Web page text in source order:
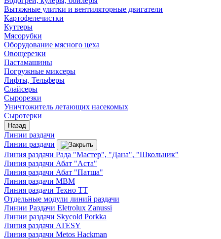
Вытяжные улитки и вентиляторные двигатели
Картофелечистки
Куттеры
Мясорубки
Оборудование мясного цеха
Овощерезки
Пастамашины
Погружные миксеры
Лифты, Тельферы
Слайсеры
Сырорезки
Уничтожитель летающих насекомых
Сыротерки
Назад
Линии раздачи
Линии раздачи
Линия раздачи Рада "Мастер", "Дана", "Школьник"
Линия раздачи Абат "Аста"
Линия раздачи Абат "Патша"
Линия раздачи МВМ
Линия раздачи Техно ТТ
Отдельные модули линий раздачи
Линии Раздачи Eletrolux Zanussi
Линии раздачи Skycold Porkka
Линия раздачи ATESY
Линия раздачи Metos Hackman